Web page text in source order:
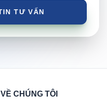
VỀ CHÚNG TÔI